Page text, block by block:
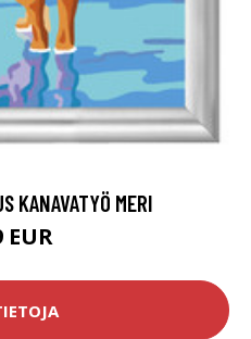
KANAVATYÖ MERI
EUR